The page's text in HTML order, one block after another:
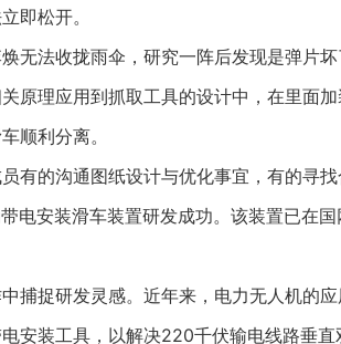
即松开。
法收拢雨伞，研究一阵后发现是弹片坏
原理应用到抓取工具的设计中，在里面
顺利分离。
的沟通图纸设计与优化事宜，有的寻找
电安装滑车装置研发成功。该装置已在
捉研发灵感。近年来，电力无人机的
安装工具，以解决220千伏输电线路垂